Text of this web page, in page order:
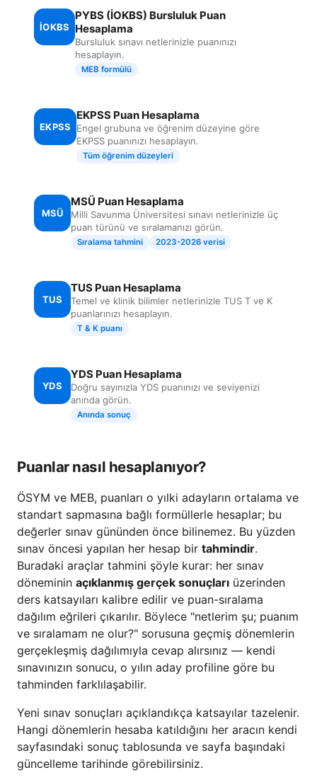
İOKBS
PYBS (İOKBS) Bursluluk Puan
Hesaplama
Bursluluk sınavı netlerinizle puanınızı
hesaplayın.
MEB formülü
EKPSS
EKPSS Puan Hesaplama
Engel grubuna ve öğrenim düzeyine göre
EKPSS puanınızı hesaplayın.
Tüm öğrenim düzeyleri
MSÜ
MSÜ Puan Hesaplama
Milli Savunma Üniversitesi sınavı netlerinizle üç
puan türünü ve sıralamanızı görün.
Sıralama tahmini 2023-2026 verisi
TUS
TUS Puan Hesaplama
Temel ve klinik bilimler netlerinizle TUS T ve K
puanlarınızı hesaplayın.
T & K puanı
YDS
YDS Puan Hesaplama
Doğru sayınızla YDS puanınızı ve seviyenizi
anında görün.
Anında sonuç
Puanlar nasıl hesaplanıyor?
ÖSYM ve MEB, puanları o yılki adayların ortalama ve
standart sapmasına bağlı formüllerle hesaplar; bu
değerler sınav gününden önce bilinemez. Bu yüzden
sınav öncesi yapılan her hesap bir tahmindir.
Buradaki araçlar tahmini şöyle kurar: her sınav
döneminin açıklanmış gerçek sonuçları üzerinden
ders katsayıları kalibre edilir ve puan-sıralama
dağılım eğrileri çıkarılır. Böylece "netlerim şu; puanım
ve sıralamam ne olur?" sorusuna geçmiş dönemlerin
gerçekleşmiş dağılımıyla cevap alırsınız — kendi
sınavınızın sonucu, o yılın aday profiline göre bu
tahminden farklılaşabilir.
Yeni sınav sonuçları açıklandıkça katsayılar tazelenir.
Hangi dönemlerin hesaba katıldığını her aracın kendi
sayfasındaki sonuç tablosunda ve sayfa başındaki
güncelleme tarihinde görebilirsiniz.